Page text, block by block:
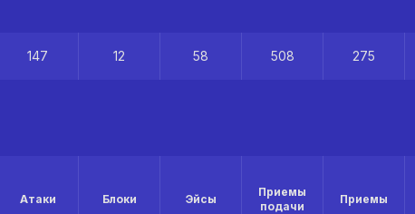
147 12 58 508 275
Атаки Блоки Эйсы
Приемы
подачи
Приемы